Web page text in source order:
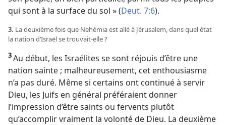
qui sont à la surface du sol » (Deut. 7:6).
3. La deuxième fois que Nehémia est allé à Jérusalem, dans quel état
la nation d’Israël se trouvait-elle ?
3Au début, les Israélites se sont réjouis d’être une
nation sainte ; malheureusement, cet enthousiasme
n’a pas duré. Même si certains ont continué à servir
Dieu, les Juifs en général préféraient donner
l’impression d’être saints ou fervents plutôt
qu’accomplir vraiment la volonté de Dieu. La deuxième